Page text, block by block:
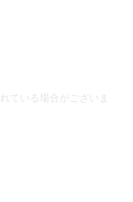
ている場合がございま